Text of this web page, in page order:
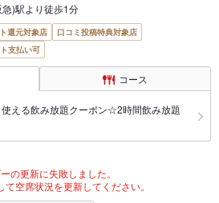
)駅より徒歩1分
還元対象店
口コミ投稿特典対象店
支払い可
コース
える飲み放題クーポン☆2時間飲み放題
の更新に失敗しました。
空席状況を更新してください。